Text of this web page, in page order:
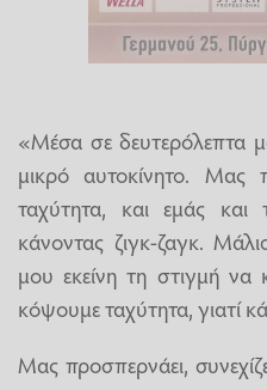
«Μέσα σε δευτερόλεπτα
μικρό αυτοκίνητο. Μας
ταχύτητα, και εμάς και
κάνοντας ζιγκ-ζαγκ.
μου εκείνη τη στιγμή
κόψουμε ταχύτητα, γιατί
Μας προσπερνάει,